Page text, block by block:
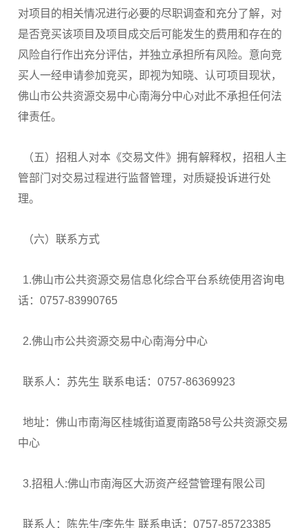
对项目的相关情况进行必要的尽职调查和充分了解，对
是否竞买该项目及项目成交后可能发生的费用和存在的
风险自行作出充分评估，并独立承担所有风险。意向竞
买人一经申请参加竞买，即视为知晓、认可项目现状，
佛山市公共资源交易中心南海分中心对此不承担任何法
律责任。
（五）招租人对本《交易文件》拥有解释权，招租人主
管部门对交易过程进行监督管理，对质疑投诉进行处
理。
（六）联系方式
1.佛山市公共资源交易信息化综合平台系统使用咨询电
话：0757-83990765
2.佛山市公共资源交易中心南海分中心
联系人：苏先生 联系电话：0757-86369923
地址：佛山市南海区桂城街道夏南路58号公共资源交易
中心
3.招租人:佛山市南海区大沥资产经营管理有限公司
联系人：陈先生/李先生 联系电话：0757-85723385